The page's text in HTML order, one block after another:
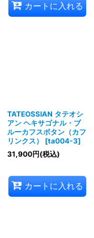
カートに入れる
TATEOSSIAN タテオシ
アン ヘキサゴナル・ブ
ルーカフスボタン（カフ
リンクス）
[ta004-3]
31,900円(税込)
カートに入れる